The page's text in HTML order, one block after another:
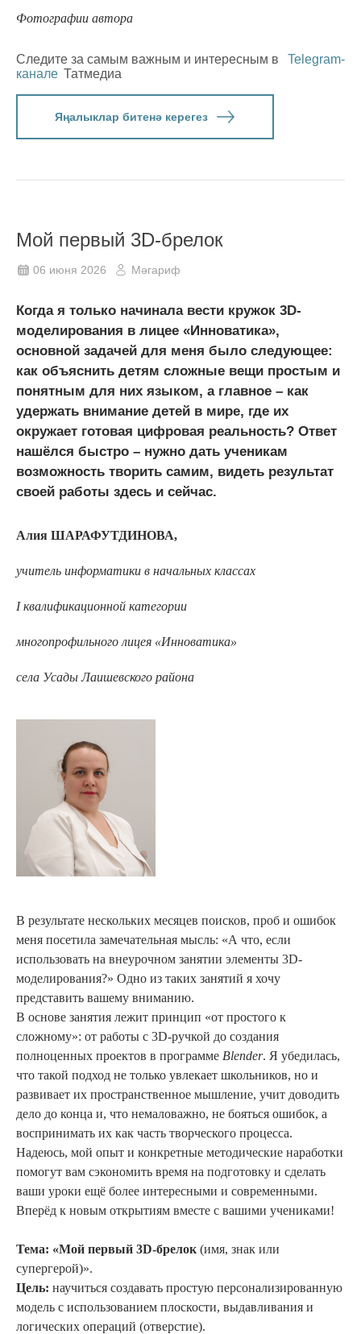
Фотографии автора
Следите за самым важным и интересным в
Telegram-
канале Татмедиа
Яңалыклар битенә керегез
Мой первый 3D-брелок
06 июня 2026 Мәгариф
Когда я только начинала вести кружок 3D-
моделирования в лицее «Инноватика»,
основной задачей для меня было следующее:
как объяснить детям сложные вещи простым и
понятным для них языком, а главное – как
удержать внимание детей в мире, где их
окружает готовая цифровая реальность? Ответ
нашёлся быстро – нужно дать ученикам
возможность творить самим, видеть результат
своей работы здесь и сейчас.
Алия ШАРАФУТДИНОВА,
учитель информатики в начальных классах
I квалификационной категории
многопрофильного лицея «Инноватика»
села Усады Лаишевского района
В результате нескольких месяцев поисков, проб и ошибок
меня посетила замечательная мысль: «А что, если
использовать на внеурочном занятии элементы 3D-
моделирования?» Одно из таких занятий я хочу
представить вашему вниманию.
В основе занятия лежит принцип «от простого к
сложному»: от работы с 3D-ручкой до создания
полноценных проектов в программе Blender. Я убедилась,
что такой подход не только увлекает школьников, но и
развивает их пространственное мышление, учит доводить
дело до конца и, что немаловажно, не бояться ошибок, а
воспринимать их как часть творческого процесса.
Надеюсь, мой опыт и конкретные методические наработки
помогут вам сэкономить время на подготовку и сделать
ваши уроки ещё более интересными и современными.
Вперёд к новым открытиям вместе с вашими учениками!
Тема: «Мой первый 3D-брелок (имя, знак или
супергерой)».
Цель: научиться создавать простую персонализированную
модель с использованием плоскости, выдавливания и
логических операций (отверстие).